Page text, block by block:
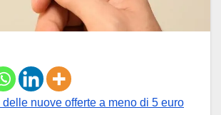
delle nuove offerte a meno di 5 euro